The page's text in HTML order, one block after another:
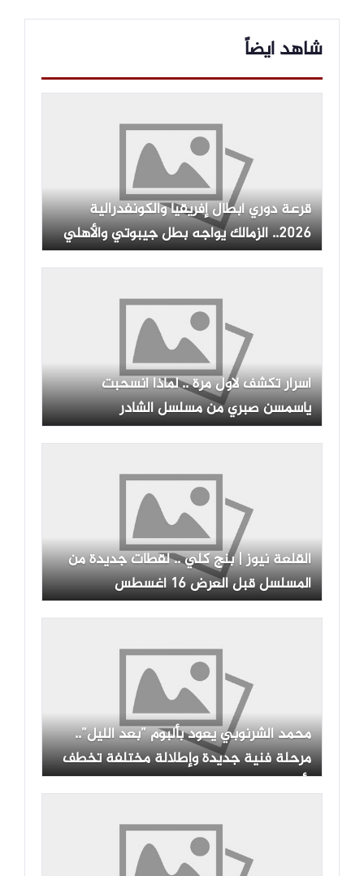
شاهد ايضاً
قرعة دوري أبطال إفريقيا والكونفدرالية
2026.. الزمالك يواجه بطل جيبوتي والأهلي
ينتظر منافسه القاري
اسرار تكشف لاول مرة .. لماذا انسحبت
ياسمسن صبري من مسلسل الشادر
القلعة نيوز | بنج كلي .. لقطات جديدة من
المسلسل قبل العرض 16 أغسطس
محمد الشرنوبي يعود بألبوم ”بعد الليل”..
مرحلة فنية جديدة وإطلالة مختلفة تخطف
الأنظار